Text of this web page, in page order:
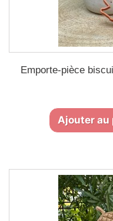
Emporte-pièce
Ajouter au